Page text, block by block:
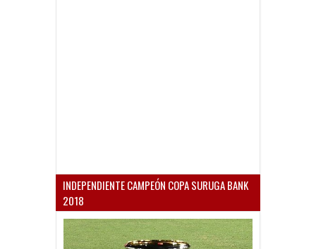
INDEPENDIENTE CAMPEÓN COPA SURUGA BANK
2018